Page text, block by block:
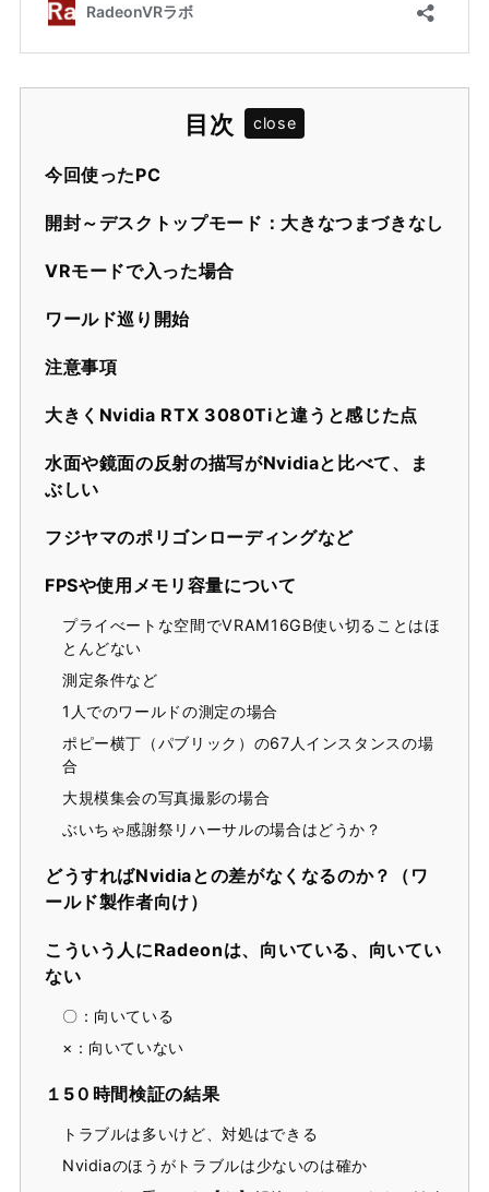
目次
今回使ったPC
開封～デスクトップモード：大きなつまづきなし
VRモードで入った場合
ワールド巡り開始
注意事項
大きくNvidia RTX 3080Tiと違うと感じた点
水面や鏡面の反射の描写がNvidiaと比べて、ま
ぶしい
フジヤマのポリゴンローディングなど
FPSや使用メモリ容量について
プライべートな空間でVRAM16GB使い切ることはほ
とんどない
測定条件など
1人でのワールドの測定の場合
ポピー横丁（パブリック）の67人インスタンスの場
合
大規模集会の写真撮影の場合
ぶいちゃ感謝祭リハーサルの場合はどうか？
どうすればNvidiaとの差がなくなるのか？（ワ
ールド製作者向け）
こういう人にRadeonは、向いている、向いてい
ない
〇：向いている
×：向いていない
１5０時間検証の結果
トラブルは多いけど、対処はできる
Nvidiaのほうがトラブルは少ないのは確か